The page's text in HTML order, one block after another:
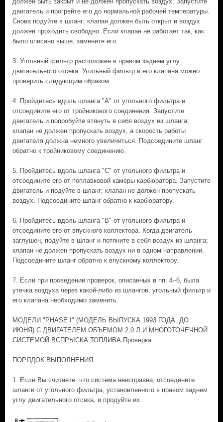
двигатель и прогрейте его до нормальной рабочей температуры.
Снова подуйте в шланг; клапан должен быть открыт и воздух
должен проходить свободно. Если клапан не работает так, как
было описано выше, замените его.
3. Угольный фильтр расположен в правом заднем углу
двигательного отсека. Угольный фильтр и его клапана можно
проверить следующим образом.
4. Пройдитесь вдоль шланга "А" от угольного фильтра и
отсоедините его от тройникового соединения. Запустите
двигатель и попробуйте втянуть в себя воздух из шланга;
клапан не должен пропускать воздух, а скорость работы
двигателя должна немного увеличиться. Подсоедините шланг
обратно к тройниковому соединению.
5. Пройдитесь вдоль шланга "С" от угольного фильтра и
отсоедините его от поплавковой камеры карбюратора. Запустите
двигатель и подуйте в шланг; клапан не должен пропускать
воздух. Подсоедините шланг обратно к карбюратору.
6. Пройдитесь вдоль шланга "В" от угольного фильтра и
отсоедините его от впускного коллектора. Когда двигатель
заглушен, подуйте в шланг и потяните в себя воздух из шланга;
клапан не должен пропускать воздух ни в одном направлении.
Подсоедините шланг обратно к впускному коллектору.
7. Если при проведении проверок, описанных в пп. 4–6, была
утечка воздуха через какой-либо из шлангов, угольный фильтр и
его клапана необходимо заменить.
МОДЕЛИ "PHASE I" (МОДЕЛЬ ВЫПУСКА 1993 ГОДА, ДО
ИЮНЯ) С ДВИГАТЕЛЕМ ОБЪЕМОМ 2,0 Л И МНОГОТОЧЕЧНОЙ
СИСТЕМОЙ ВСПРЫСКА ТОПЛИВА Проверка
ПОРЯДОК ВЫПОЛНЕНИЯ
1. Если Вы считаете, что система неисправна, отсоедините
шланги от угольного фильтра, установленного в правом заднем
углу двигательного отсека, и продуйте их.